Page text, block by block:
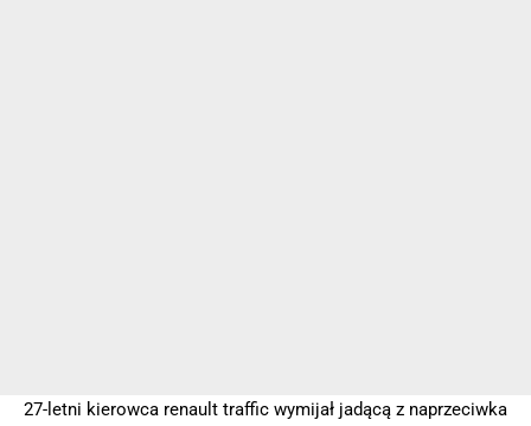
27-letni kierowca renault traffic wymijał jadącą z naprzeciwka